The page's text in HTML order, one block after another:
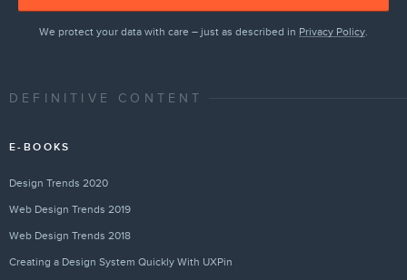
We protect your data with care – just as described in Privacy Policy.
DEFINITIVE CONTENT
E-BOOKS
Design Trends 2020
Web Design Trends 2019
Web Design Trends 2018
Creating a Design System Quickly With UXPin